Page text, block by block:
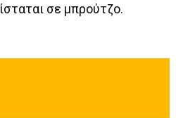
σε μπρούτζο.